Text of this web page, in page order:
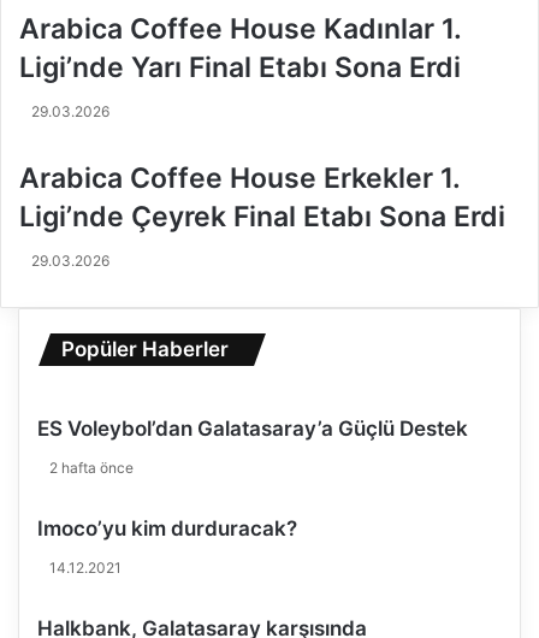
k
t
n
G
a
u
?
a
y
d
y
Arabica Coffee House Kadınlar 1.
Ligi’nde Yarı Final Etabı Sona Erdi
29.03.2026
Arabica Coffee House Erkekler 1.
Ligi’nde Çeyrek Final Etabı Sona Erdi
29.03.2026
Popüler Haberler
ES Voleybol’dan Galatasaray’a Güçlü Destek
2 hafta önce
Imoco’yu kim durduracak?
14.12.2021
Halkbank, Galatasaray karşısında